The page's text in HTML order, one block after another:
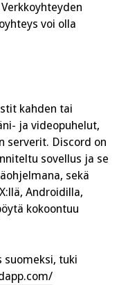
voi olla
kahden tai
ja videopuhelut,
serverit. Discord on
sovellus ja se
sekä
Androidilla,
kokoontuu
suomeksi, tuki